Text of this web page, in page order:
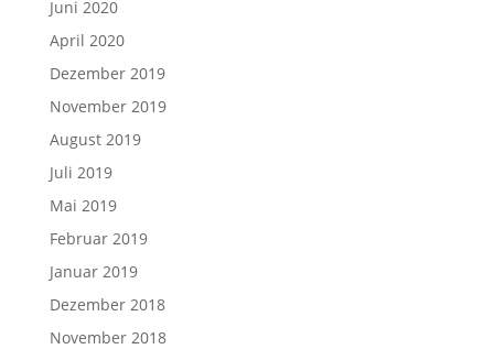
Juni 2020
April 2020
Dezember 2019
November 2019
August 2019
Juli 2019
Mai 2019
Februar 2019
Januar 2019
Dezember 2018
November 2018